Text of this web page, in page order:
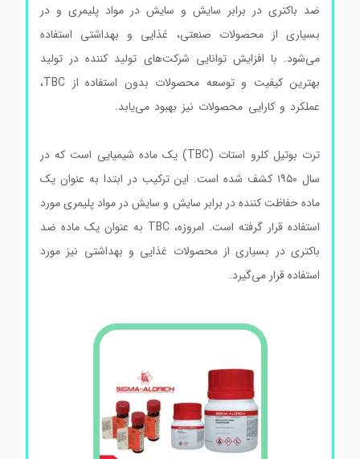
ضد باکتری در برابر سایش و سایش در مواد پلیمری و در
بسیاری از محصولات صنعتی، غذایی و بهداشتی استفاده
می‌شود. با افزایش توانایی شرکت‌های تولید کننده در تولید
بهترین کیفیت و توسعه محصولات بدون استفاده از TBC،
عملکرد و کارایی محصولات نیز بهبود می‌یابد.ترت بوتیل کلرو
ترت بوتیل کلرو استات (TBC) یک ماده شیمیایی است که در
سال ۱۹۵۰ کشف شده است. این ترکیب در ابتدا به عنوان یک
ماده حفاظت کننده در برابر سایش و سایش در مواد پلیمری مورد
استفاده قرار گرفته است. امروزه، TBC به عنوان یک ماده ضد
باکتری در بسیاری از محصولات غذایی و بهداشتی نیز مورد
استفاده قرار می‌گیرد.ترت بوتیل کلرو استات